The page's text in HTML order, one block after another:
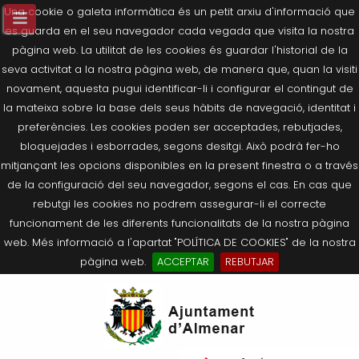
Una cookie o galeta informàtica és un petit arxiu d'informació que
es guarda en el seu navegador cada vegada que visita la nostra
pàgina web. La utilitat de les cookies és guardar l'historial de la
seva activitat a la nostra pàgina web, de manera que, quan la visiti
novament, aquesta pugui identificar-li i configurar el contingut de
la mateixa sobre la base dels seus hàbits de navegació, identitat i
preferències. Les cookies poden ser acceptades, rebutjades,
bloquejades i esborrades, segons desitgi. Això podrà fer-ho
mitjançant les opcions disponibles en la present finestra o a través
de la configuració del seu navegador, segons el cas. En cas que
rebutgi les cookies no podrem assegurar-li el correcte
funcionament de les diferents funcionalitats de la nostra pàgina
web. Més informació a l'apartat "POLÍTICA DE COOKIES" de la nostra
pàgina web.
ACCEPTAR
REBUTJAR
Salutació de l’Alcaldessa
Composició Consistori
Agricultura, Ramaderia i Medi
Què és la Seu Electrònica?
Últimes publicacions